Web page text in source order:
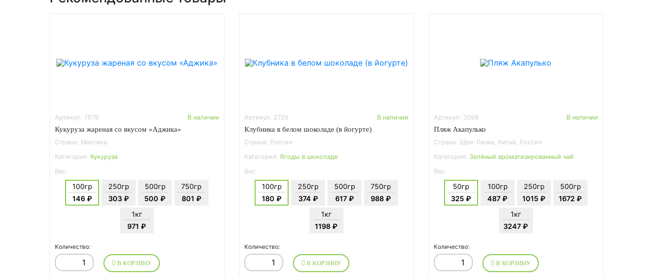
Артикул: 7879 В наличии
Кукуруза жареная со вкусом «Аджика»
Страна: Мексика
Категория: Кукуруза
Вес:
100гр
146 ₽
250гр
303 ₽
500гр
500 ₽
750гр
801 ₽
1кг
971 ₽
Количество:
В КОРЗИНУ
Артикул: 2726 В наличии
Клубника в белом шоколаде (в йогурте)
Страна: Россия
Категория: Ягоды в шоколаде
Вес:
100гр
180 ₽
250гр
374 ₽
500гр
617 ₽
750гр
988 ₽
1кг
1198 ₽
Количество:
В КОРЗИНУ
Артикул: 3098 В наличии
Пляж Акапулько
Страна: Шри-Ланка, Китай, Россия
Категория: Зелёный ароматизированный чай
Вес:
50гр
325 ₽
100гр
487 ₽
250гр
1015 ₽
500гр
1672 ₽
1кг
3247 ₽
Количество:
В КОРЗИНУ